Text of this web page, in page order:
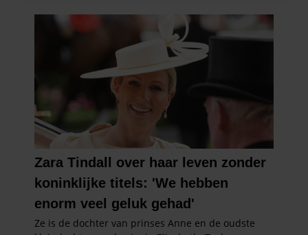
informatie over uw gebruik van onze site met onze
partners voor social media, adverteren en analyse. Deze
partners kunnen deze gegevens combineren met andere
informatie die u aan ze heeft verstrekt of die ze hebben
verzameld op basis van uw gebruik van hun services. U
gaat akkoord met onze cookies als u onze website blijft
gebruiken.